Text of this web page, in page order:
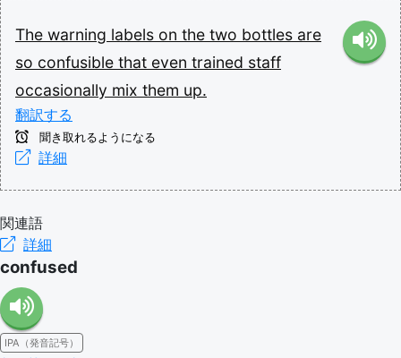
The warning labels on the two bottles are
so confusible that even trained staff
occasionally mix them up.
翻訳する
聞き取れるようになる
詳細
関連語
詳細
confused
IPA（発音記号）